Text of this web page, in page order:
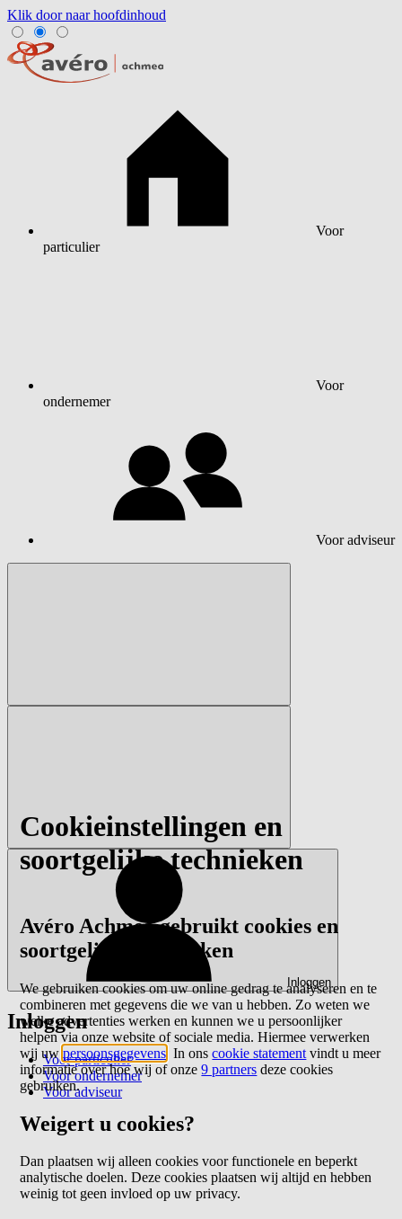
Klik door naar hoofdinhoud
Voor
particulier
Voor
ondernemer
Voor adviseur
Inloggen
Inloggen
Voor particulier
Voor ondernemer
Voor adviseur
Cookieinstellingen en
soortgelijke technieken
Avéro Achmea gebruikt cookies en
soortgelijke technieken
We gebruiken cookies om uw online gedrag te analyseren en te
combineren met gegevens die we van u hebben. Zo weten we
welke advertenties werken en kunnen we u persoonlijker
helpen via onze website of sociale media. Hiermee verwerken
wij uwpersoonsgegevens . In onscookie statement vindt u meer
informatie over hoe wij of onze9 partners deze cookies
gebruiken.
Weigert u cookies?
Dan plaatsen wij alleen cookies voor functionele en beperkt
analytische doelen. Deze cookies plaatsen wij altijd en hebben
weinig tot geen invloed op uw privacy.